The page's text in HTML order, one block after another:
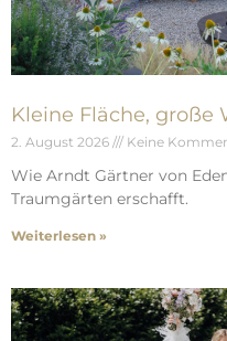
Kleine Fläche, große
2. August 2026 Keine
Wie Arndt Gärtner von
Traumgärten erschafft.
Weiterlesen »